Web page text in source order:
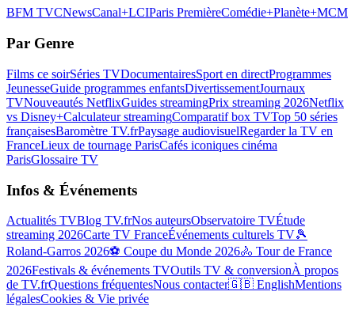
BFM TVCNewsCanal+LCIParis PremièreComédie+Planète+MCM
Par Genre
Films ce soirSéries TVDocumentairesSport en directProgrammes
JeunesseGuide programmes enfantsDivertissementJournaux
TVNouveautés NetflixGuides streamingPrix streaming 2026Netflix
vs Disney+Calculateur streamingComparatif box TVTop 50 séries
françaisesBaromètre TV.frPaysage audiovisuelRegarder la TV en
FranceLieux de tournage ParisCafés iconiques cinéma
ParisGlossaire TV
Infos & Événements
Actualités TVBlog TV.frNos auteursObservatoire TVÉtude
streaming 2026Carte TV FranceÉvénements culturels TV🎾
Roland-Garros 2026⚽ Coupe du Monde 2026🚴 Tour de France
2026Festivals & événements TVOutils TV & conversionÀ propos
de TV.frQuestions fréquentesNous contacter🇬🇧 EnglishMentions
légalesCookies & Vie privée